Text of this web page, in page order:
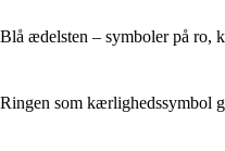
Blå ædelsten – symboler på ro,
Ringen som kærlighedssymbol